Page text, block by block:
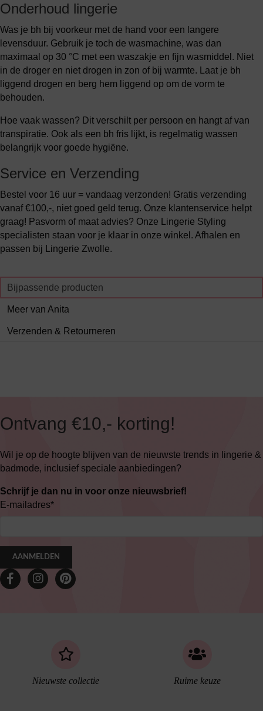
Onderhoud lingerie
Was je bh bij voorkeur met de hand voor een langere
levensduur. Gebruik je toch de wasmachine, was dan
maximaal op 30 °C met een waszakje en fijn wasmiddel. Niet
in de droger en niet drogen in zon of bij warmte. Laat je bh
liggend drogen en berg hem liggend op om de vorm te
behouden.
Hoe vaak wassen? Dit verschilt per persoon en hangt af van
transpiratie. Ook als een bh fris lijkt, is regelmatig wassen
belangrijk voor goede hygiëne.
Service en Verzending
Bestel voor 16 uur = vandaag verzonden! Gratis verzending
vanaf €100,-, niet goed geld terug. Onze klantenservice helpt
graag! Pasvorm of maat advies? Onze Lingerie Styling
specialisten staan voor je klaar in onze winkel. Afhalen en
passen bij Lingerie Zwolle.
Bijpassende producten
Meer van Anita
Verzenden & Retourneren
Ontvang €10,- korting!
Wil je op de hoogte blijven van de nieuwste trends in lingerie &
badmode, inclusief speciale aanbiedingen?
Schrijf je dan nu in voor onze nieuwsbrief!
E-mailadres*
AANMELDEN
Nieuwste collectie Ruime keuze